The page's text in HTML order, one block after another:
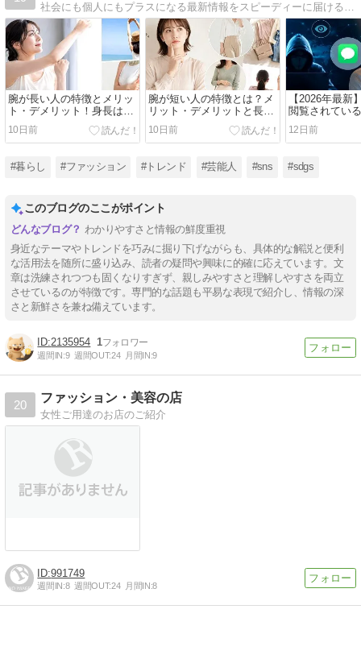
腕が長い人の特徴とメリッ
ト・デメリット！身長は伸
びるのか徹底解説
10日前
腕が短い人の特徴とは？メ
リット・デメリットと長く
見せる服の選び方・ストレ
ッチ法
10日前
【2026年最新
閲覧されてい
方法と対処法
12日前
#暮らし #ファッション #トレンド #芸能人 #sns #sdgs
このブログのここがポイント
わかりやすさと情報の鮮度重視
身近なテーマやトレンドを巧みに掘り下げながらも、具体的な解説と便利
な活用法を随所に盛り込み、読者の疑問や興味に的確に応えています。文
章は洗練されつつも固くなりすぎず、親しみやすさと理解しやすさを両立
させているのが特徴です。専門的な話題も平易な表現で紹介し、情報の深
さと新鮮さを兼ね備えています。
2135954 1
週間IN:9 週間OUT:24 月間IN:9
20
ファッション・美容の店
女性ご用達のお店のご紹介
991749
週間IN:8 週間OUT:24 月間IN:8